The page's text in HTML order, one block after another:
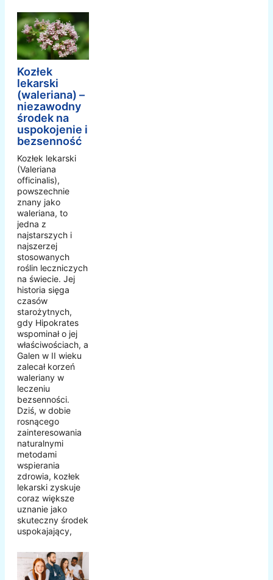
Kozłek
lekarski
(waleriana) –
niezawodny
środek na
uspokojenie i
bezsenność
Kozłek lekarski
(Valeriana
officinalis),
powszechnie
znany jako
waleriana, to
jedna z
najstarszych i
najszerzej
stosowanych
roślin leczniczych
na świecie. Jej
historia sięga
czasów
starożytnych,
gdy Hipokrates
wspominał o jej
właściwościach, a
Galen w II wieku
zalecał korzeń
waleriany w
leczeniu
bezsenności.
Dziś, w dobie
rosnącego
zainteresowania
naturalnymi
metodami
wspierania
zdrowia, kozłek
lekarski zyskuje
coraz większe
uznanie jako
skuteczny środek
uspokajający,